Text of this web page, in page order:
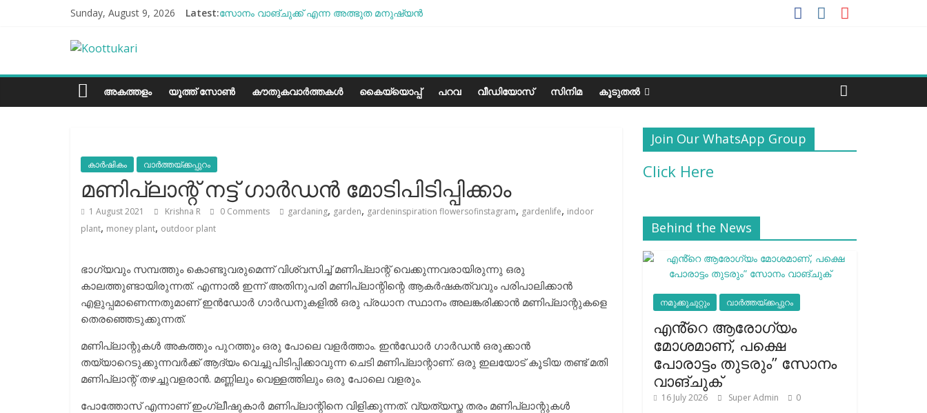
Sunday, August 9, 2026 Latest:സോനം വാങ്ചുക്ക് എന്ന അത്ഭുത മനുഷ്യന്‍
ചില്ലുഭരണിയിലെ പാരീസ് മിഠായികള്‍
Koottukari
Kottukariഅകത്തളം യൂത്ത് സോൺ കൗതുകവാർത്തകൾ കൈയ്യൊപ്പ് പറവ വീഡിയോസ് സിനിമ കൂടുതൽ
കാർഷികം വാർത്തയ്ക്കപ്പുറം
മണിപ്ലാന്റ് നട്ട് ഗാർഡൻ മോടിപിടിപ്പിക്കാം
1 August 2021 Krishna R 0 Comments gardaning, garden, gardeninspiration flowersofinstagram, gardenlife, indoor
plant, money plant, outdoor plant
ഭാഗ്യവും സമ്പത്തും കൊണ്ടുവരുമെന്ന് വിശ്വസിച്ച് മണിപ്ലാന്റ് വെക്കുന്നവരായിരുന്നു ഒരു
കാലത്തുണ്ടായിരുന്നത്. എന്നാല്‍ ഇന്ന് അതിനുപരി മണിപ്ലാന്റിന്റെ ആകര്‍ഷകത്വവും പരിപാലിക്കാന്‍
എളുപ്പമാണെന്നതുമാണ് ഇന്‍ഡോര്‍ ഗാര്‍ഡനുകളില്‍ ഒരു പ്രധാന സ്ഥാനം അലങ്കരിക്കാന്‍ മണിപ്ലാന്റുകളെ
തെരഞ്ഞെടുക്കുന്നത്.
മണിപ്ലാന്റുകള്‍ അകത്തും പുറത്തും ഒരു പോലെ വളര്‍ത്താം. ഇന്‍ഡോര്‍ ഗാര്‍ഡന്‍ ഒരുക്കാന്‍
തയ്യാറെടുക്കുന്നവര്‍ക്ക് ആദ്യം വെച്ചുപിടിപ്പിക്കാവുന്ന ചെടി മണിപ്ലാന്റാണ്. ഒരു ഇലയോട് കൂടിയ തണ്ട് മതി
മണിപ്ലാന്റ് തഴച്ചുവളരാന്‍. മണ്ണിലും വെള്ളത്തിലും ഒരു പോലെ വളരും.
പോത്തോസ് എന്നാണ് ഇംഗ്ലീഷുകാര്‍ മണിപ്ലാന്റിനെ വിളിക്കുന്നത്. വ്യത്യസ്ത തരം മണിപ്ലാന്റുകള്‍
Join Our WhatsApp Group
Click Here
Behind the News
നമുക്കുചുറ്റും വാർത്തയ്ക്കപ്പുറം
എൻ്റെ ആരോഗ്യം
മോശമാണ്, പക്ഷെ
പോരാട്ടം തുടരും” സോനം
വാങ്ചുക്
16 July 2026 Super Admin 0